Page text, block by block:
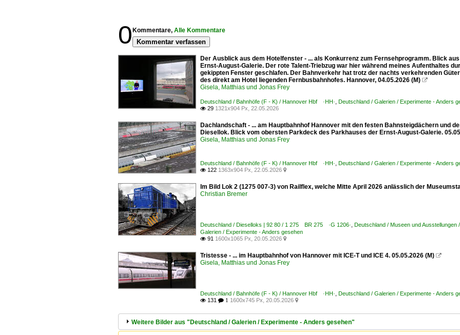
0 Kommentare, Alle Kommentare
Kommentar verfassen
Der Ausblick aus dem Hotelfenster - ... als Konkurrenz zum Fernsehprogramm. Blick
Ernst-August-Galerie. Der rote Talent-Triebzug war hier während meines Aufenthaltes
gekippten Fenster geschlafen. Der Bahnverkehr hat trotz der nachts verkehrenden
des direkt am Hotel liegenden Fernbusbahnhofes. Hannover, 04.05.2026 (M) 
Gisela, Matthias und Jonas Frey
Deutschland / Bahnhöfe (F - K) / Hannover Hbf ·HH· Deutschland / Galerien / Experimente - Anders
 29 1321x904 Px, 22.05.2026
Dachlandschaft - ... am Hauptbahnhof Hannover mit den festen Bahnsteigdächern und
Diesellok. Blick vom obersten Parkdeck des Parkhauses der Ernst-August-Galerie.
Gisela, Matthias und Jonas Frey
Deutschland / Bahnhöfe (F - K) / Hannover Hbf ·HH· Deutschland / Galerien / Experimente - Anders
 122 1363x904 Px, 22.05.2026 
Im Bild Lok 2 (1275 007-3) von Railflex, welche Mitte April 2026 anlässlich der
Christian Bremer
Deutschland / Dieselloks | 92 80 / 1 275 BR 275 ·G 1206· Deutschland / Museen und
Galerien / Experimente - Anders gesehen
 91 1600x1065 Px, 20.05.2026 
Tristesse - ... im Hauptbahnhof von Hannover mit ICE-T und ICE 4. 05.05.2026 (M) 
Gisela, Matthias und Jonas Frey
Deutschland / Bahnhöfe (F - K) / Hannover Hbf ·HH· Deutschland / Galerien / Experimente - Anders
 131  1 1600x745 Px, 20.05.2026 
Weitere Bilder aus "Deutschland / Galerien / Experimente - Anders gesehen"